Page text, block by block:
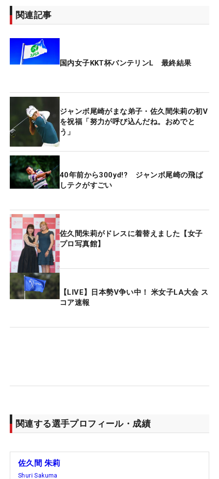
関連記事
国内女子KKT杯バンテリンL 最終結果
ジャンボ尾崎がまな弟子・佐久間朱莉の初V
を祝福「努力が呼び込んだね。おめでと
う」
40年前から300yd!? ジャンボ尾崎の飛ば
しテクがすごい
佐久間朱莉がドレスに着替えました【女子
プロ写真館】
【LIVE】日本勢V争い中！ 米女子LA大会 ス
コア速報
関連する選手プロフィール・成績
佐久間 朱莉
Shuri Sakuma